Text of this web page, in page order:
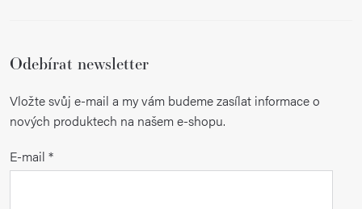
Odebírat newsletter
Vložte svůj e-mail a my vám budeme zasílat informace o
nových produktech na našem e-shopu.
E-mail